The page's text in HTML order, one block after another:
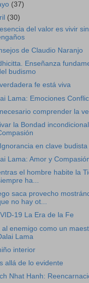
(37)
(30)
del valor es vivir sin
de Claudio Naranjo
Enseñanza
budismo
fe está viva
Lama: Emociones
comprender la
la Bondad
Ignorancia en clave budista
Lama: Amor y
el hombre habite la
ha...
saca provecho
no hay ot...
19 La Era de la Fe
al enemigo como un
Lama
interior
allá de lo evidente
Nhat Hanh: